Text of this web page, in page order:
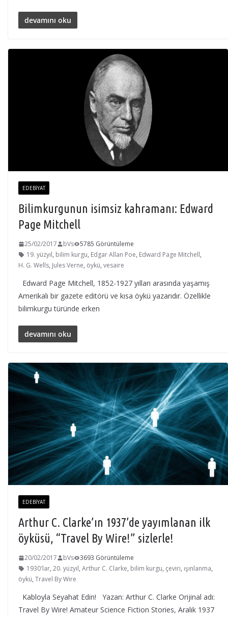
devamını oku
EDEBIYAT
Bilimkurgunun isimsiz kahramanı: Edward
Page Mitchell
25/02/2017 bVs
5785 Görüntüleme
19. yüzyıl, bilim kurgu, Edgar Allan Poe, Edward Page Mitchell,
H. G. Wells, Jules Verne, öykü, vesaire
Edward Page Mitchell, 1852-1927 yılları arasında yaşamış
Amerikalı bir gazete editörü ve kısa öykü yazarıdır. Özellikle
bilimkurgu türünde erken
devamını oku
EDEBIYAT
Arthur C. Clarke’ın 1937’de yayımlanan ilk
öyküsü, “Travel By Wire!” sizlerle!
20/02/2017 bVs
3693 Görüntüleme
1930'lar, 20. yüzyıl, Arthur C. Clarke, bilim kurgu, çeviri, ışınlanma,
öykü, Travel By Wire
Kabloyla Seyahat Edin! Yazan: Arthur C. Clarke Orijinal adı:
Travel By Wire! Amateur Science Fiction Stories, Aralık 1937